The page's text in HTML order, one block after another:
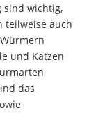
sind wichtig,
teilweise auch
und Katzen
das